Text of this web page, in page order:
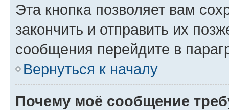
Эта кнопка позволяет вам
закончить и отправить их
сообщения перейдите в
Вернуться к началу
Почему моё сообщение